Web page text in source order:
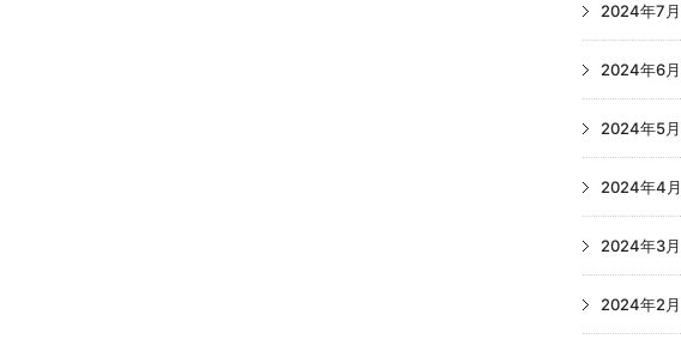
2024年7月
2024年6月
2024年5月
2024年4月
2024年3月
2024年2月